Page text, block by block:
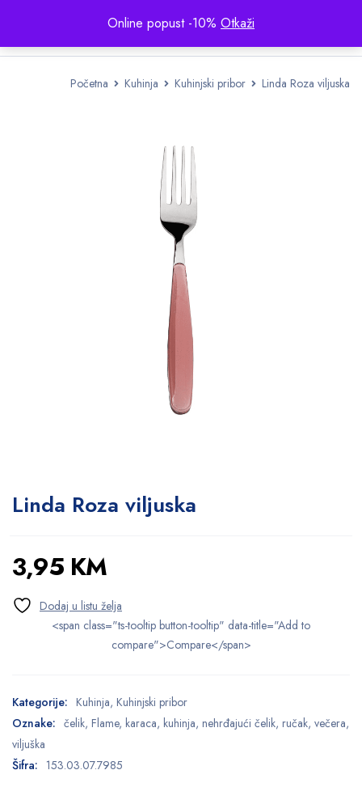
Online popust -10% Otkaži
Početna Kuhinja Kuhinjski pribor Linda Roza viljuska
Linda Roza viljuska
3,95 KM
<span class="ts-tooltip button-tooltip" data-title="Add to
compare">Compare</span>
Kategorije: Kuhinja, Kuhinjski pribor
Oznake: čelik, Flame, karaca, kuhinja, nehrđajući čelik, ručak, večera,
viljuška
Šifra: 153.03.07.7985